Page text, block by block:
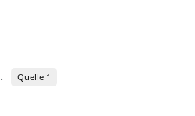
. Quelle 1